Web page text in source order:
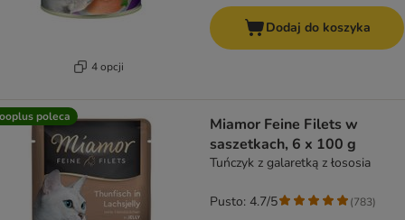
4 opcji
Dodaj do koszyka
poleca
Miamor Feine Filets w
saszetkach, 6 x 100 g
Tuńczyk z galaretką z łososia
Pusto: 4.7/5 (783)